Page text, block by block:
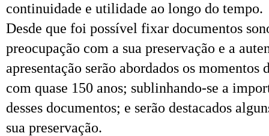
continuidade e utilidade ao longo do tempo.
Desde que foi possível fixar documentos
preocupação com a sua preservação e a
apresentação serão abordados os momentos
com quase 150 anos; sublinhando-se a
desses documentos; e serão destacados
sua preservação.